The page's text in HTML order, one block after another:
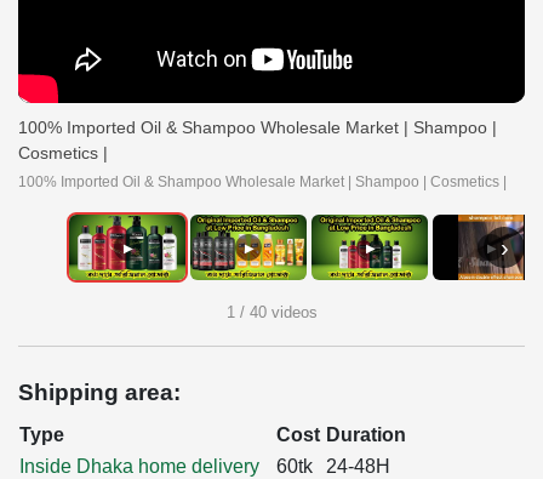
100% Imported Oil & Shampoo Wholesale Market | Shampoo |
Cosmetics |
100% Imported Oil & Shampoo Wholesale Market | Shampoo | Cosmetics |
▶ ▶ ▶ ▶ ›
1 / 40 videos
Shipping area:
Type Cost Duration
Inside Dhaka home delivery
60tk
24-48H